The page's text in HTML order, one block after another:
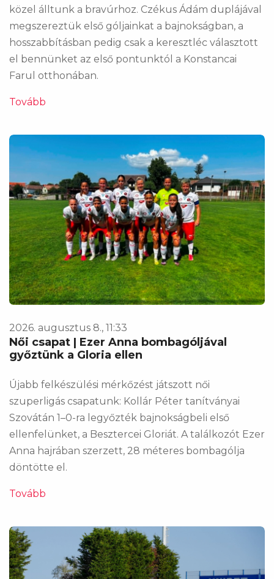
közel álltunk a bravúrhoz. Czékus Ádám duplájával
megszereztük első góljainkat a bajnokságban, a
hosszabbításban pedig csak a keresztléc választott
el bennünket az első pontunktól a Konstancai
Farul otthonában.
Tovább
2026. augusztus 8., 11:33
Női csapat | Ezer Anna bombagóljával
győztünk a Gloria ellen
Újabb felkészülési mérkőzést játszott női
szuperligás csapatunk: Kollár Péter tanítványai
Szovátán 1–0-ra legyőzték bajnokságbeli első
ellenfelünket, a Besztercei Gloriát. A találkozót Ezer
Anna hajrában szerzett, 28 méteres bombagólja
döntötte el.
Tovább